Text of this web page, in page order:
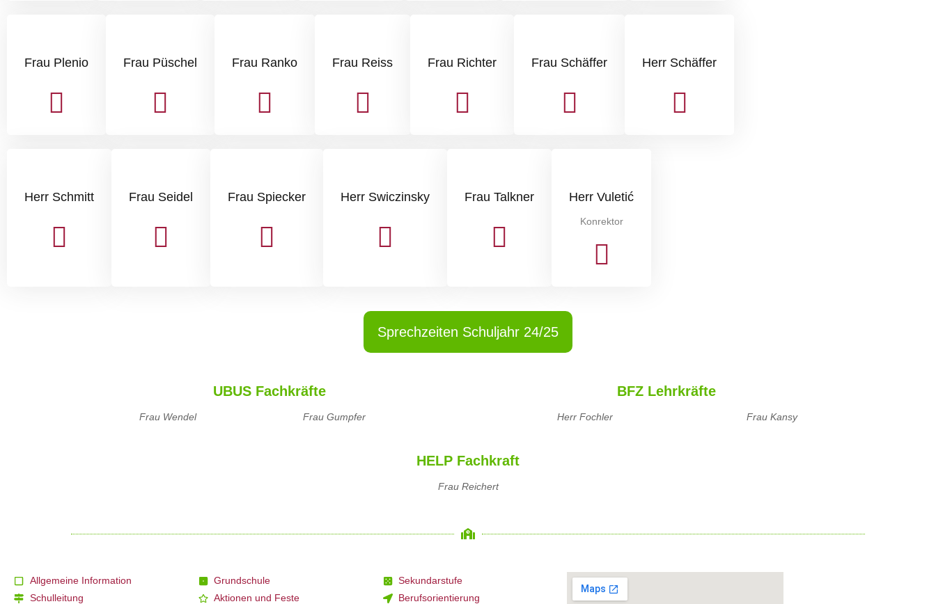
Frau Plenio Frau Püschel Frau Ranko Frau Reiss Frau Richter Frau Schäffer Herr Schäffer
Herr Schmitt Frau Seidel Frau Spiecker Herr Swiczinsky Frau Talkner Herr Vuletić
Konrektor
Sprechzeiten Schuljahr 24/25
UBUS Fachkräfte
Frau Wendel Frau Gumpfer
BFZ Lehrkräfte
Herr Fochler Frau Kansy
HELP Fachkraft
Frau Reichert
Allgemeine Information
Schulleitung
Grundschule
Aktionen und Feste
Sekundarstufe
Berufsorientierung